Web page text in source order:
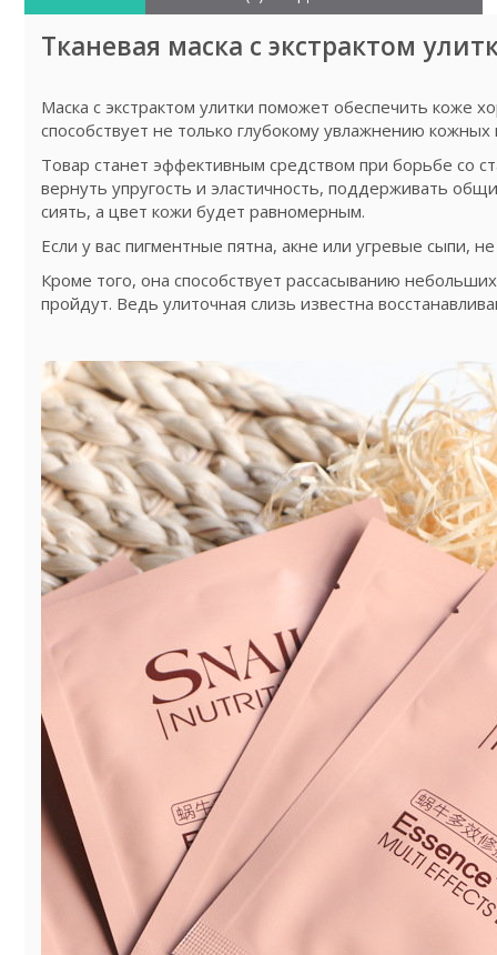
Тканевая маска с экстрактом
Маска с экстрактом улитки поможет обеспечить коже
способствует не только глубокому увлажнению
Товар станет эффективным средством при борьбе со
вернуть упругость и эластичность, поддерживать
сиять, а цвет кожи будет равномерным.
Если у вас пигментные пятна, акне или угревые сыпи,
Кроме того, она способствует рассасыванию
пройдут. Ведь улиточная слизь известна